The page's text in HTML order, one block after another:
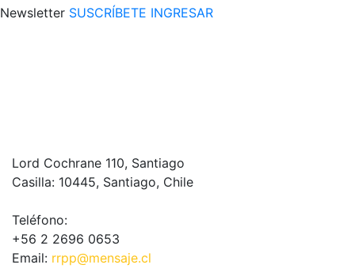
Newsletter SUSCRÍBETE INGRESAR
Lord Cochrane 110, Santiago
Casilla: 10445, Santiago, Chile
Teléfono:
+56 2 2696 0653
Email: rrpp@mensaje.cl